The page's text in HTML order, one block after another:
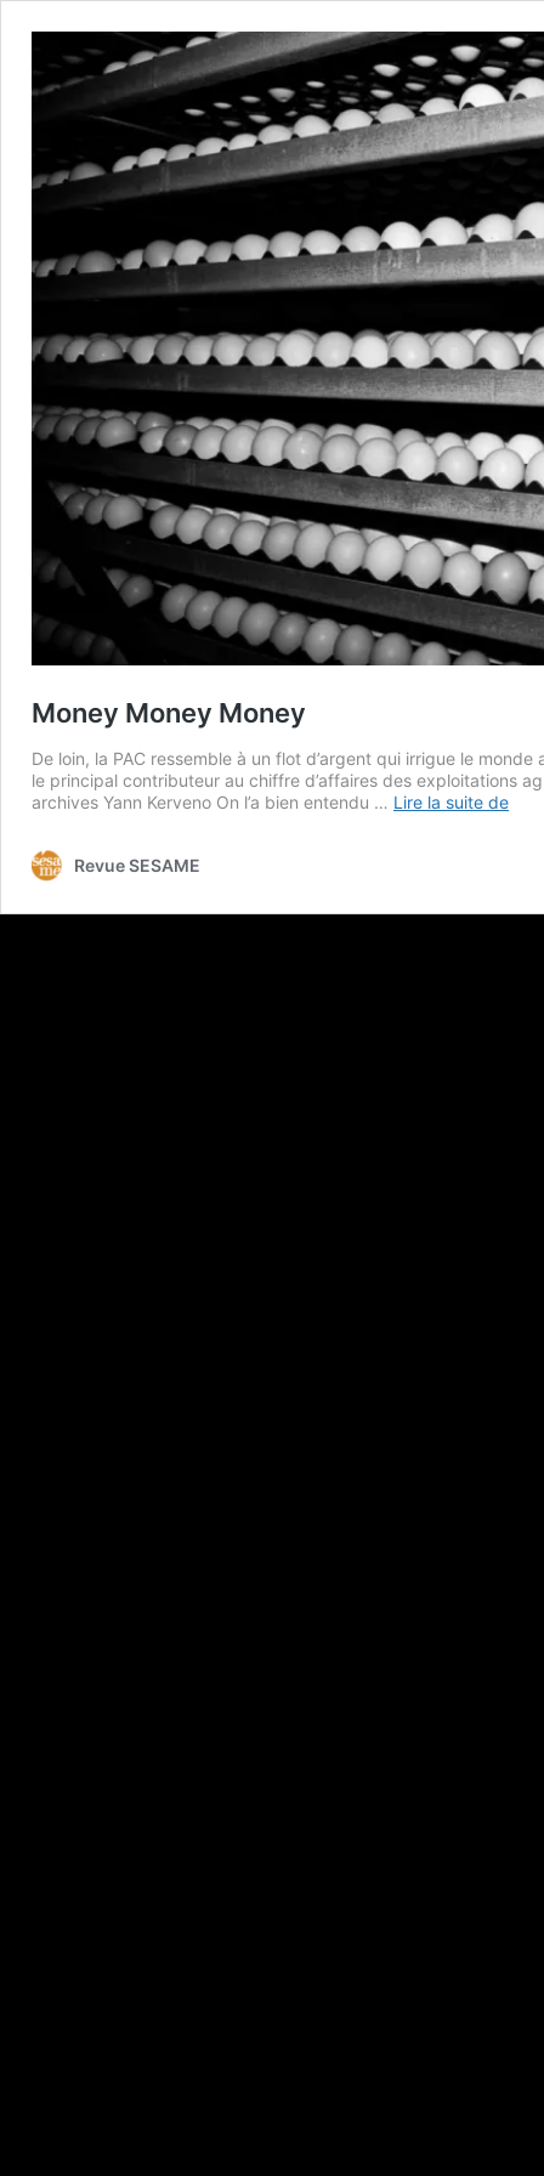
Money Money Money
De loin, la PAC ressemble à un flot d’argent qui irrigue le
le principal contributeur au chiffre d’affaires des exploitations
archives Yann Kerveno On l’a bien entendu … Lire la suite de
Revue SESAME